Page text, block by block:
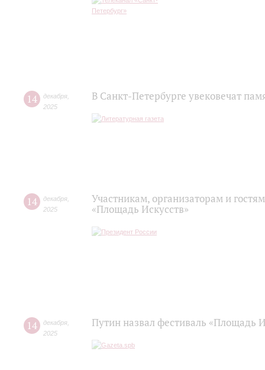
14 декабря
2025
В Санкт-Петербурге увековечат
14 декабря
2025
Участникам, организаторам и
«Площадь Искусств»
14 декабря
2025
Путин назвал фестиваль «Площадь